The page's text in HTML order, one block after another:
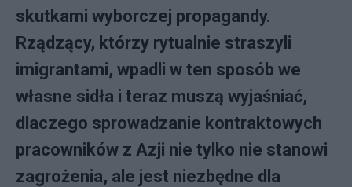
skutkami wyborczej propagandy.
Rządzący, którzy rytualnie straszyli
imigrantami, wpadli w ten sposób we
własne sidła i teraz muszą wyjaśniać,
dlaczego sprowadzanie kontraktowych
pracowników z Azji nie tylko nie stanowi
zagrożenia, ale jest niezbędne dla